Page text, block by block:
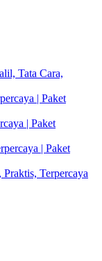
Tata Cara,
| Paket
| Paket
| Paket
Terpercaya